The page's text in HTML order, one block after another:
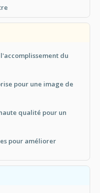
du
pour une image de
qualité pour un
pour améliorer